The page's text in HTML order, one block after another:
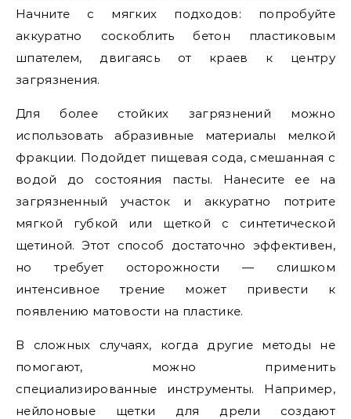
Начните с мягких подходов: попробуйте
аккуратно соскоблить бетон пластиковым
шпателем, двигаясь от краев к центру
загрязнения.
Для более стойких загрязнений можно
использовать абразивные материалы мелкой
фракции. Подойдет пищевая сода, смешанная с
водой до состояния пасты. Нанесите ее на
загрязненный участок и аккуратно потрите
мягкой губкой или щеткой с синтетической
щетиной. Этот способ достаточно эффективен,
но требует осторожности — слишком
интенсивное трение может привести к
появлению матовости на пластике.
В сложных случаях, когда другие методы не
помогают, можно применить
специализированные инструменты. Например,
нейлоновые щетки для дрели создают